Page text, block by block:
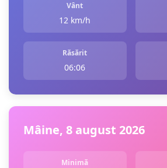
Vânt
12 km/h
Răsărit
06:06
Mâine, 8 august 2026
Minimă